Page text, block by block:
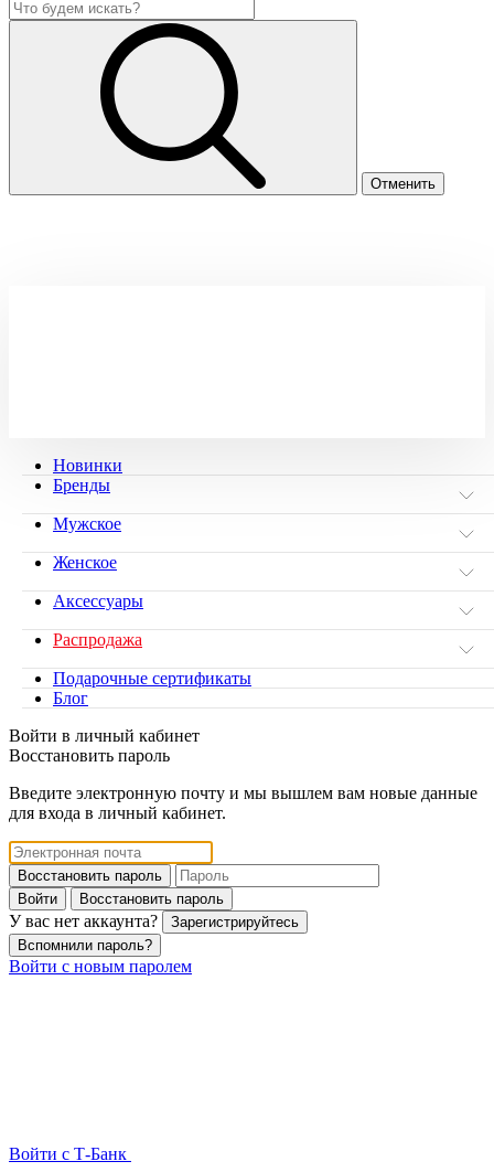
Новинки
Бренды
Мужское
Женское
Аксессуары
Распродажа
Подарочные сертификаты
Блог
Войти в личный кабинет
Восстановить пароль
Введите электронную почту и мы вышлем вам новые данные
для входа в личный кабинет.
Восстановить пароль
Войти
Восстановить пароль
У вас нет аккаунта?
Зарегистрируйтесь
Вспомнили пароль?
Войти с новым паролем
Войти с Т-Банк